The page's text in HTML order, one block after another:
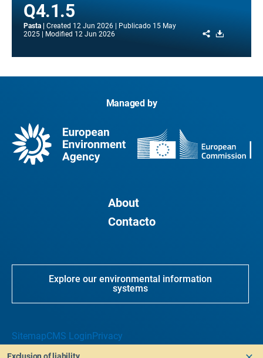
Q4.1.5
Pasta Created 12 Jun 2026 Publicado 15 May
2025
Modified 12 Jun 2026 Share
Managed by
About
Contacto
Explore our environmental information
systems
SitemapCMS LoginPrivacy
Exclusion of liability